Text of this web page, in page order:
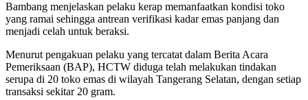
Bambang menjelaskan pelaku kerap memanfaatkan kondisi toko
yang ramai sehingga antrean verifikasi kadar emas panjang dan
menjadi celah untuk beraksi.
Menurut pengakuan pelaku yang tercatat dalam Berita Acara
Pemeriksaan (BAP), HCTW diduga telah melakukan tindakan
serupa di 20 toko emas di wilayah Tangerang Selatan, dengan setiap
transaksi sekitar 20 gram.